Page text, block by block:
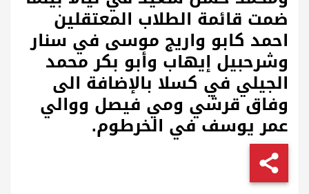
ضمت قائمة الطلاب المعتقلين
احمد كابو واريج موسى في سنار
وشرحبيل إيهاب وأبو بكر محمد
الجيلي في كسلا بالإضافة الى
وفاق قرشي ومي فيصل ووالي
عمر يوسف في الخرطوم.